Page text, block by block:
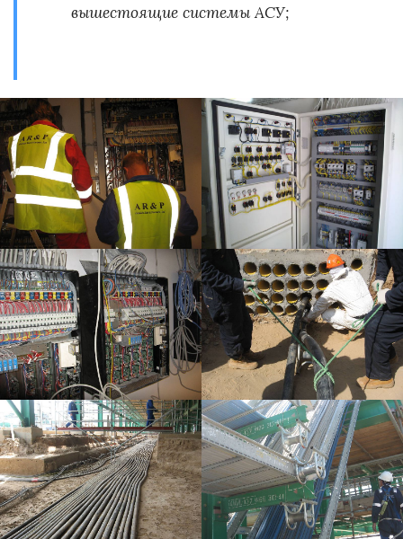
вышестоящие системы АСУ;